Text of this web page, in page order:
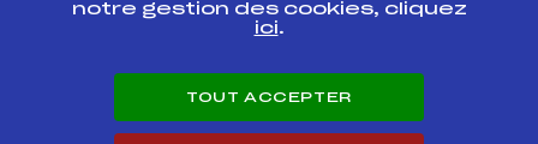
Pôle vie de l’athlète
Enseignement professionnel
Carrières
notre gestion des cookies, cliquez
ici.
TOUT ACCEPTER